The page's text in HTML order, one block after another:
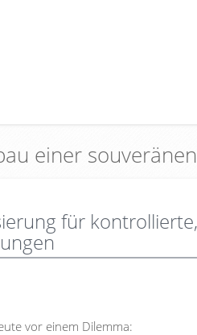
einer
für
vor einem Dilemma: